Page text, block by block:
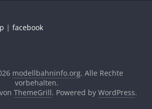
|facebook
modellbahninfo.org. Alle Rechte
vorbehalten.
ThemeGrill. Powered by WordPress.